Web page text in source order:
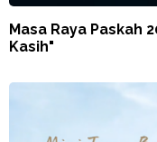
Masa Raya Paskah
Kasih"